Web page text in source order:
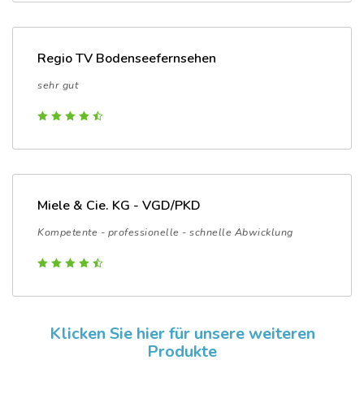
Regio TV Bodenseefernsehen
sehr gut
Miele & Cie. KG - VGD/PKD
Kompetente - professionelle - schnelle Abwicklung
Klicken Sie hier für unsere weiteren
Produkte